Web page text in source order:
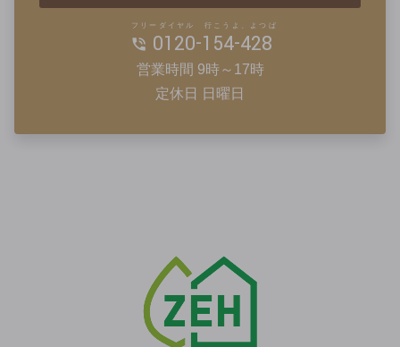
0120-154-428
フリーダイヤル 行こうよ、よつば
営業時間 9時～17時
定休日 日曜日